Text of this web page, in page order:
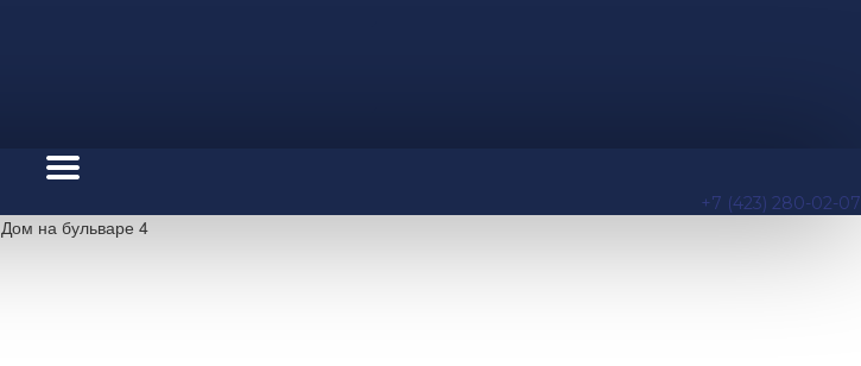
+7 (423) 280-02-07
Дом на бульваре 4